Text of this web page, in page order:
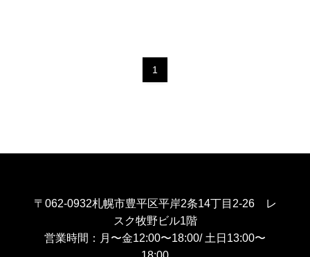
1
〒062-0932札幌市豊平区平岸2条14丁目2-26 レ
スク牧野ビル1階
営業時間：月〜金12:00〜18:00/ 土日13:00〜